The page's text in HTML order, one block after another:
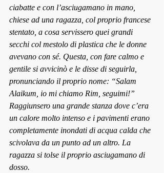
ciabatte e con l’asciugamano in mano,
chiese ad una ragazza, col proprio francese
stentato, a cosa servissero quei grandi
secchi col mestolo di plastica che le donne
avevano con sé. Questa, con fare calmo e
gentile si avvicinò e le disse di seguirla,
pronunciando il proprio nome: “Salam
Alaikum, io mi chiamo Rim, seguimi!”
Raggiunsero una grande stanza dove c’era
un calore molto intenso e i pavimenti erano
completamente inondati di acqua calda che
scivolava da un punto ad un altro. La
ragazza si tolse il proprio asciugamano di
dosso.